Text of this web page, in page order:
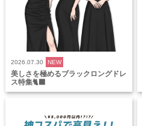
2026.07.30 NEW
美しさを極めるブラックロングドレ
ス特集🐈‍⬛